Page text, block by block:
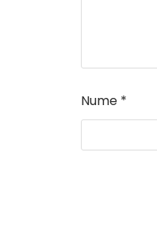
Nume *